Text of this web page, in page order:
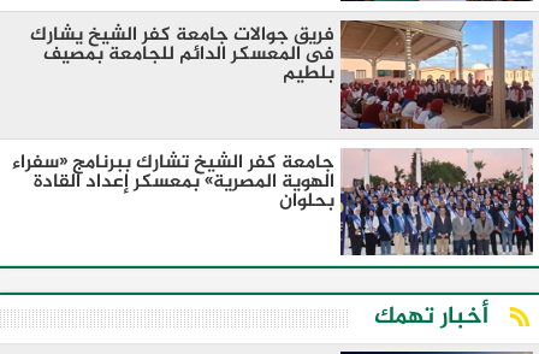
فريق جوالات جامعة كفر الشيخ يشارك
فى المعسكر الدائم للجامعة بمصيف
بلطيم
جامعة كفر الشيخ تشارك ببرنامج «سفراء
الهوية المصرية» بمعسكر إعداد القادة
بحلوان
أخبار تهمك